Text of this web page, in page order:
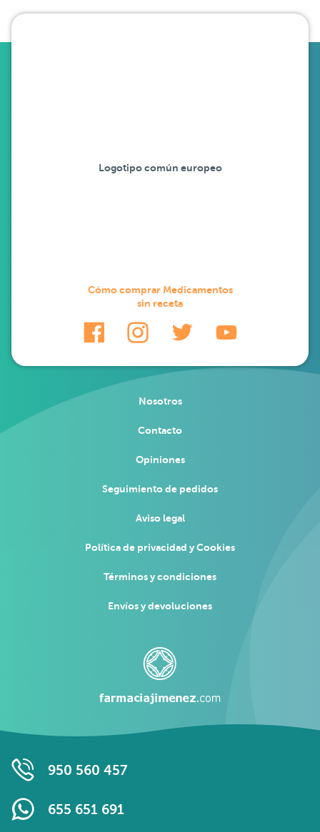
Logotipo común europeo
Cómo comprar Medicamentos
sin receta
Nosotros
Contacto
Opiniones
Seguimiento de pedidos
Aviso legal
Política de privacidad y Cookies
Términos y condiciones
Envíos y devoluciones
950 560 457
655 651 691